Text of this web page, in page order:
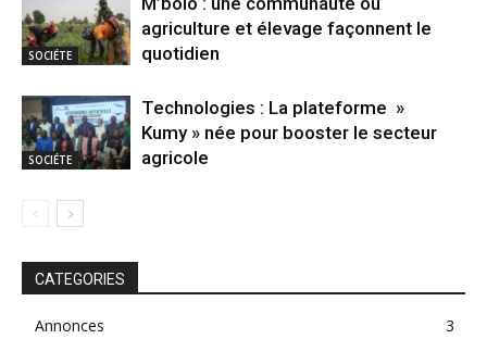
SOCIÉTE
agriculture et élevage façonnent le
quotidien
SOCIÉTE
Technologies : La plateforme »
Kumy » née pour booster le secteur
agricole
CATEGORIES
Annonces
3